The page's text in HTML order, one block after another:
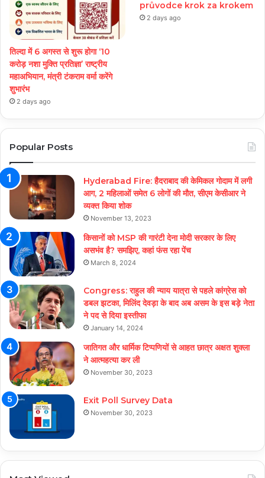
तिल्दा में 6 अगस्त से शुरू होगा ‘10
करोड़ नशा मुक्ति प्रतिज्ञा’ राष्ट्रीय
महाअभियान, मंत्री टंकराम वर्मा करेंगे
शुभारंभ
2 days ago
průvodce krok za krokem
2 days ago
Popular Posts
Hyderabad Fire: हैदराबाद की केमिकल गोदाम में लगी
आग, 2 महिलाओं समेत 6 लोगों की मौत, सीएम केसीआर ने
व्यक्त किया शोक
November 13, 2023
किसानों को MSP की गारंटी देना मोदी सरकार के लिए
असभंव है? समझिए, कहां फंस रहा पेंच
March 8, 2024
Congress: राहुल की न्याय यात्रा से पहले कांग्रेस को
डबल झटका, मिलिंद देवड़ा के बाद अब असम के इस बड़े नेता
ने पद से दिया इस्तीफा
January 14, 2024
जातिगत और धार्मिक टिप्पणियों से आहत छात्र अक्षत शुक्ला
ने आत्महत्या कर ली
November 30, 2023
Exit Poll Survey Data
November 30, 2023